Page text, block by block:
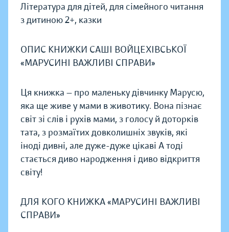
Література для дітей, для сімейного читання
з дитиною 2+, казки
ОПИС КНИЖКИ САШІ ВОЙЦЕХІВСЬКОЇ
«МАРУСИНІ ВАЖЛИВІ СПРАВИ»
Ця книжка — про маленьку дівчинку Марусю,
яка ще живе у мами в животику. Вона пізнає
світ зі слів і рухів мами, з голосу й доторків
тата, з розмаїтих довколишніх звуків, які
іноді дивні, але дуже-дуже цікаві А тоді
стається диво народження і диво відкриття
світу!
ДЛЯ КОГО КНИЖКА «МАРУСИНІ ВАЖЛИВІ
СПРАВИ»